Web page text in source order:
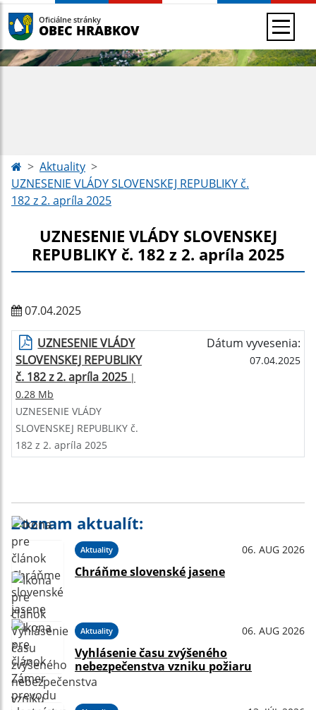
Oficiálne stránky
OBEC HRABKOV
Aktuality
UZNESENIE VLÁDY SLOVENSKEJ REPUBLIKY č.
182 z 2. apríla 2025
UZNESENIE VLÁDY SLOVENSKEJ
REPUBLIKY č. 182 z 2. apríla 2025
07.04.2025
UZNESENIE VLÁDY
SLOVENSKEJ REPUBLIKY
č. 182 z 2. apríla 2025 |
0.28 Mb
Dátum vyvesenia:
07.04.2025
UZNESENIE VLÁDY
SLOVENSKEJ REPUBLIKY č.
182 z 2. apríla 2025
Zoznam aktualít:
Aktuality 06. AUG 2026
Chráňme slovenské jasene
Aktuality 06. AUG 2026
Vyhlásenie času zvýšeného
nebezpečenstva vzniku požiaru